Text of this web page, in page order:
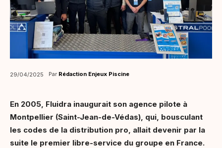
29/04/2025 Par Rédaction Enjeux Piscine
En 2005, Fluidra inaugurait son agence pilote à
Montpellier (Saint-Jean-de-Védas), qui, bousculant
les codes de la distribution pro, allait devenir par la
suite le premier libre-service du groupe en France.